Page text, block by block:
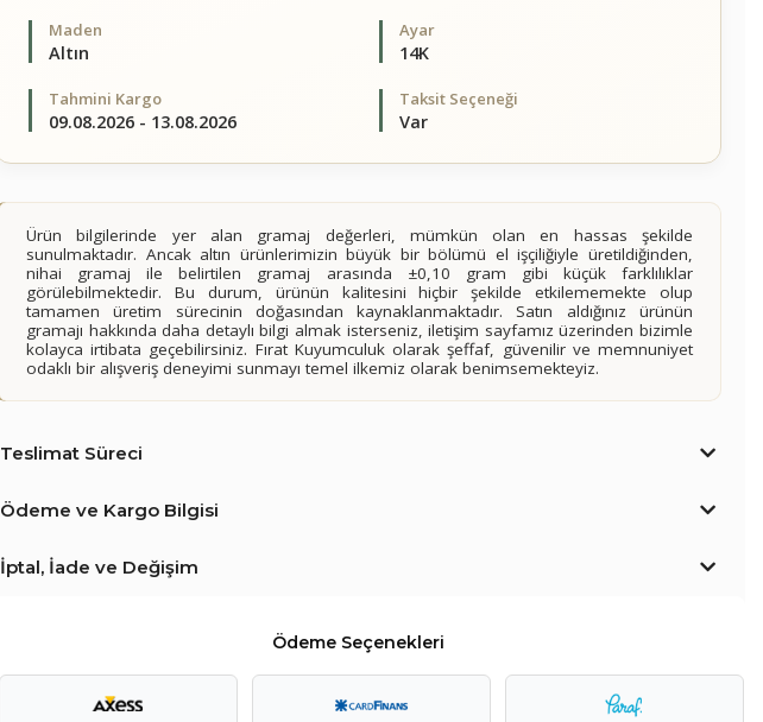
Maden
Altın
Ayar
14K
Tahmini Kargo
09.08.2026 - 13.08.2026
Taksit Seçeneği
Var
Ürün bilgilerinde yer alan gramaj değerleri, mümkün olan en hassas şekilde
sunulmaktadır. Ancak altın ürünlerimizin büyük bir bölümü el işçiliğiyle üretildiğinden,
nihai gramaj ile belirtilen gramaj arasında ±0,10 gram gibi küçük farklılıklar
görülebilmektedir. Bu durum, ürünün kalitesini hiçbir şekilde etkilememekte olup
tamamen üretim sürecinin doğasından kaynaklanmaktadır. Satın aldığınız ürünün
gramajı hakkında daha detaylı bilgi almak isterseniz, iletişim sayfamız üzerinden bizimle
kolayca irtibata geçebilirsiniz. Fırat Kuyumculuk olarak şeffaf, güvenilir ve memnuniyet
odaklı bir alışveriş deneyimi sunmayı temel ilkemiz olarak benimsemekteyiz.
Teslimat Süreci
Ödeme ve Kargo Bilgisi
İptal, İade ve Değişim
Ödeme Seçenekleri